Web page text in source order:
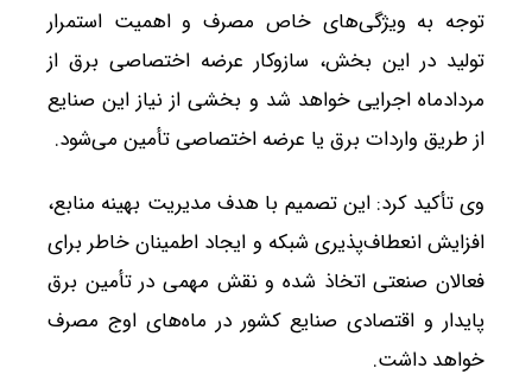
توجه به ویژگی‌های خاص مصرف و اهمیت استمرار
تولید در این بخش، سازوکار عرضه اختصاصی برق از
مردادماه اجرایی خواهد شد و بخشی از نیاز این صنایع
از طریق واردات برق یا عرضه اختصاصی تأمین می‌شود.
وی تأکید کرد: این تصمیم با هدف مدیریت بهینه منابع،
افزایش انعطاف‌پذیری شبکه و ایجاد اطمینان خاطر برای
فعالان صنعتی اتخاذ شده و نقش مهمی در تأمین برق
پایدار و اقتصادی صنایع کشور در ماه‌های اوج مصرف
خواهد داشت.